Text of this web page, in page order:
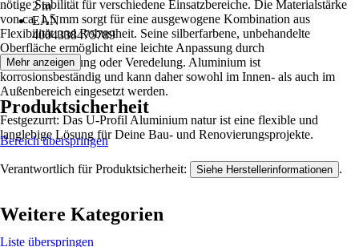
2 m
EAN
4004338475789
nötige Stabilität für verschiedene Einsatzbereiche. Die Materialstärke
von ca. 1,5 mm sorgt für eine ausgewogene Kombination aus
Flexibilität und Robustheit. Seine silberfarbene, unbehandelte
Oberfläche ermöglicht eine leichte Anpassung durch
Weiterverarbeitung oder Veredelung. Aluminium ist
korrosionsbeständig und kann daher sowohl im Innen- als auch im
Außenbereich eingesetzt werden.
Festgezurrt: Das U-Profil Aluminium natur ist eine flexible und
langlebige Lösung für Deine Bau- und Renovierungsprojekte.
Mehr anzeigen
Produktsicherheit
Bereich überspringen
Verantwortlich für Produktsicherheit: Siehe Herstellerinformationen .
Weitere Kategorien
Liste überspringen